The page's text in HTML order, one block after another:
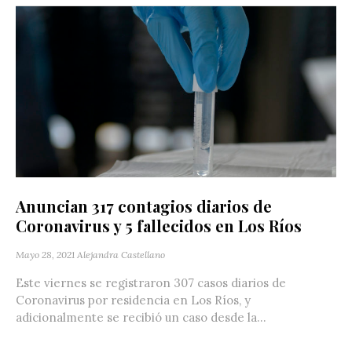
Anuncian 317 contagios diarios de
Coronavirus y 5 fallecidos en Los Ríos
Mayo 28, 2021 Alejandra Castellano
Este viernes se registraron 307 casos diarios de
Coronavirus por residencia en Los Ríos, y
adicionalmente se recibió un caso desde la...